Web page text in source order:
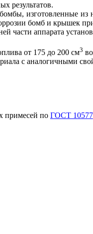
результатов.
изготовленные
бомб и крышек
части аппарата
от 175 до 200 см3
с аналогичными
примесей по ГОСТ 10577